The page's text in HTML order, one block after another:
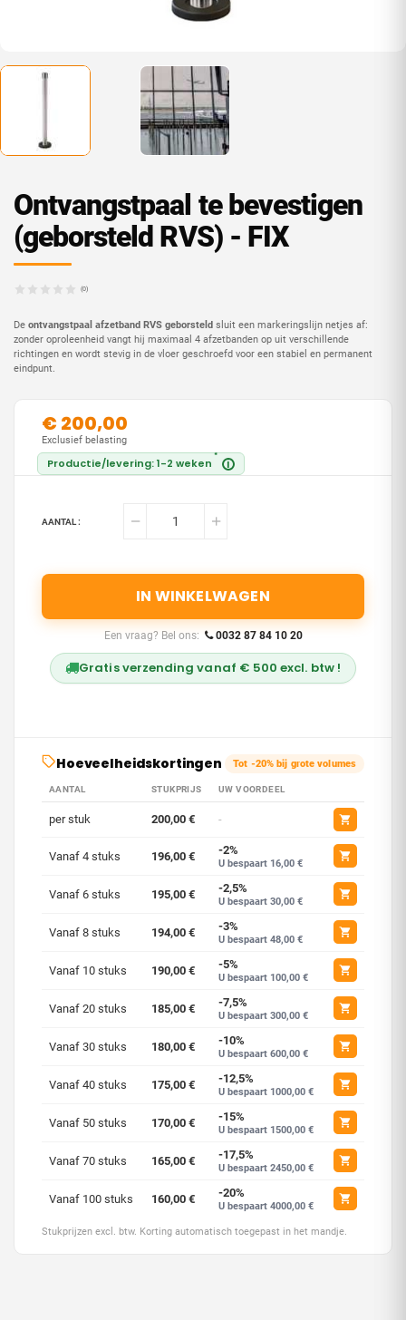
Ontvangstpaal te bevestigen
(geborsteld RVS) - FIX
(0)
De ontvangstpaal afzetband RVS geborsteld sluit een markeringslijn netjes af:
zonder oproleenheid vangt hij maximaal 4 afzetbanden op uit verschillende
richtingen en wordt stevig in de vloer geschroefd voor een stabiel en permanent
eindpunt.
€ 200,00
Productie/levering: 1-2 weken *
i
Exclusief belasting
AANTAL :
IN WINKELWAGEN
Een vraag? Bel ons: 0032 87 84 10 20
Gratis verzending vanaf € 500 excl. btw !
Hoeveelheidskortingen Tot -20% bij grote volumes
AANTAL STUKPRIJS UW VOORDEEL
per stuk 200,00 € -
Vanaf 4 stuks 196,00 € -2%
U bespaart 16,00 €
Vanaf 6 stuks 195,00 € -2,5%
U bespaart 30,00 €
Vanaf 8 stuks 194,00 € -3%
U bespaart 48,00 €
Vanaf 10 stuks 190,00 € -5%
U bespaart 100,00 €
Vanaf 20 stuks 185,00 € -7,5%
U bespaart 300,00 €
Vanaf 30 stuks 180,00 € -10%
U bespaart 600,00 €
Vanaf 40 stuks 175,00 € -12,5%
U bespaart 1000,00 €
Vanaf 50 stuks 170,00 € -15%
U bespaart 1500,00 €
Vanaf 70 stuks 165,00 € -17,5%
U bespaart 2450,00 €
Vanaf 100 stuks 160,00 € -20%
U bespaart 4000,00 €
Stukprijzen excl. btw. Korting automatisch toegepast in het mandje.